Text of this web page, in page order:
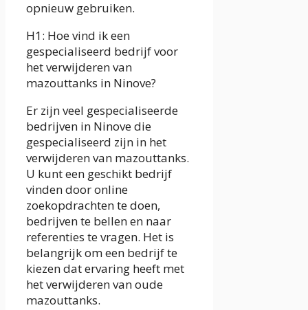
opnieuw gebruiken.
H1: Hoe vind ik een
gespecialiseerd bedrijf voor
het verwijderen van
mazouttanks in Ninove?
Er zijn veel gespecialiseerde
bedrijven in Ninove die
gespecialiseerd zijn in het
verwijderen van mazouttanks.
U kunt een geschikt bedrijf
vinden door online
zoekopdrachten te doen,
bedrijven te bellen en naar
referenties te vragen. Het is
belangrijk om een bedrijf te
kiezen dat ervaring heeft met
het verwijderen van oude
mazouttanks.